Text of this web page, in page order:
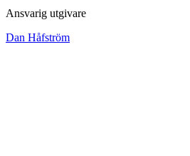
Ansvarig utgivare
Dan Håfström